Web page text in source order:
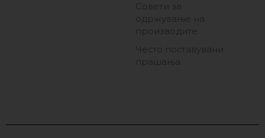
Совети за
одржување на
производите
Често поставувани
прашања